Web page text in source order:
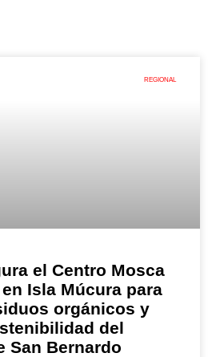
REGIONAL
el Centro Mosca
Isla Múcura para
orgánicos y
del
San Bernardo